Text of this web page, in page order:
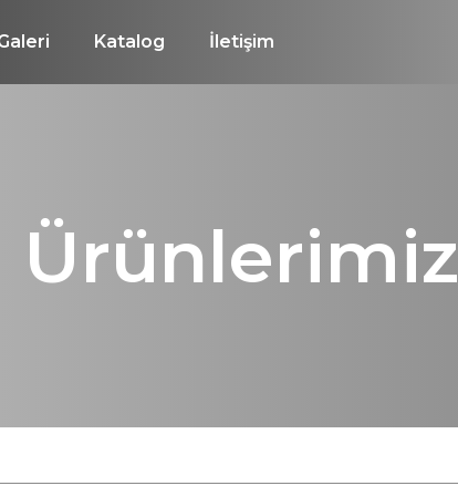
Katalog İletişim
Ürünlerimiz